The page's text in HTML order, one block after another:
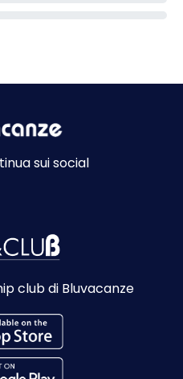
sui social
club di Bluvacanze